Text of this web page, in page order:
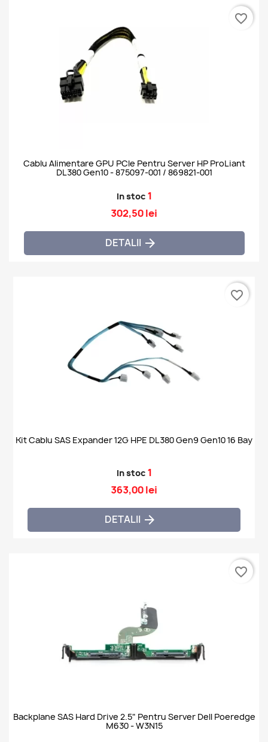
Cablu Alimentare GPU PCIe Pentru Server HP ProLiant
DL380 Gen10 - 875097-001 / 869821-001
In stoc 1
302,50 lei
DETALII 
favorite_border
Kit Cablu SAS Expander 12G HPE DL380 Gen9 Gen10 16 Bay
In stoc 1
363,00 lei
DETALII 
favorite_border
Backplane SAS Hard Drive 2.5" Pentru Server Dell Poeredge
M630 - W3N15
favorite_border